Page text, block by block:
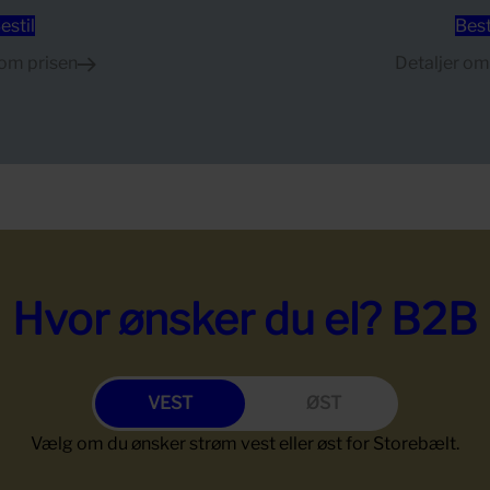
prisen
Detaljer
Hvor ønsker du el? B2B
Vælg om du ønsker strøm vest eller øst for Storebælt.